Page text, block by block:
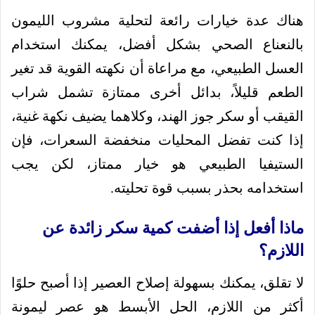
هناك عدة خيارات رائعة لتحلية مشروب الليمون
بالنعناع الصحي بشكل أفضل، يمكنك استخدام
العسل الطبيعي، مع مراعاة أن نكهته القوية قد تغير
الطعم قليلاً، بدائل أخرى ممتازة تشمل شراب
القيقب أو سكر جوز الهند، وكلاهما يضيف نكهة غنية،
إذا كنت تفضل المحليات منخفضة السعرات، فإن
الستيفيا الطبيعي هو خيار ممتاز، لكن يجب
استخدامه بحذر بسبب قوة تحليته.
ماذا أفعل إذا أضفت كمية سكر زائدة عن
اللازم؟
لا تقلق، يمكنك بسهولة إصلاح العصير إذا أصبح حلوًا
أكثر من اللازم، الحل الأبسط هو عصر ليمونة